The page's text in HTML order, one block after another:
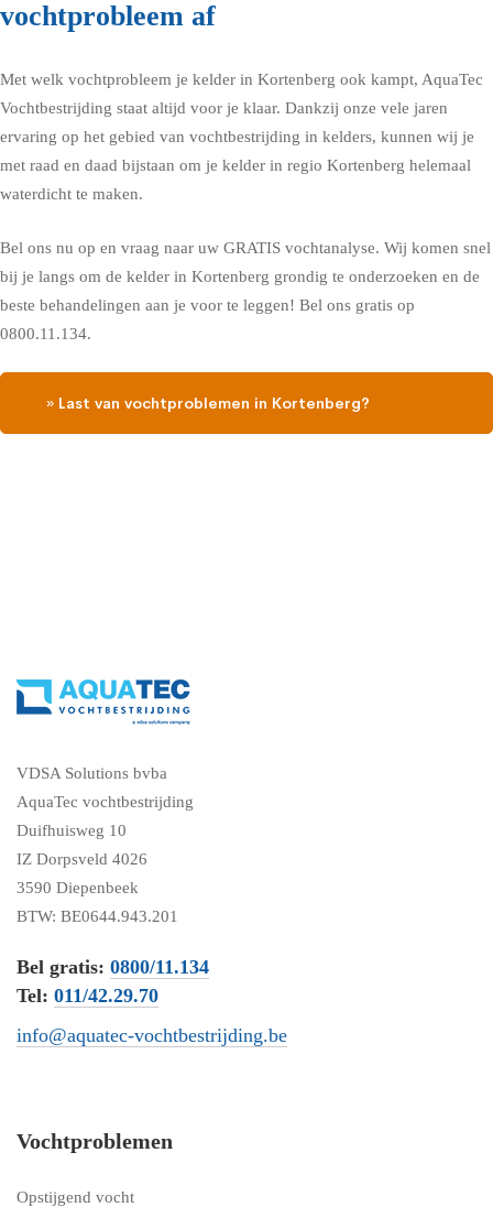
vochtprobleem af
Met welk vochtprobleem je kelder in Kortenberg ook kampt, AquaTec
Vochtbestrijding staat altijd voor je klaar. Dankzij onze vele jaren
ervaring op het gebied van vochtbestrijding in kelders, kunnen wij je
met raad en daad bijstaan om je kelder in regio Kortenberg helemaal
waterdicht te maken.
Bel ons nu op en vraag naar uw GRATIS vochtanalyse. Wij komen snel
bij je langs om de kelder in Kortenberg grondig te onderzoeken en de
beste behandelingen aan je voor te leggen! Bel ons gratis op
0800.11.134.
» Last van vochtproblemen in Kortenberg?
VDSA Solutions bvba
AquaTec vochtbestrijding
Duifhuisweg 10
IZ Dorpsveld 4026
3590 Diepenbeek
BTW: BE0644.943.201
Bel gratis: 0800/11.134
Tel: 011/42.29.70
info@aquatec-vochtbestrijding.be
Vochtproblemen
Opstijgend vocht